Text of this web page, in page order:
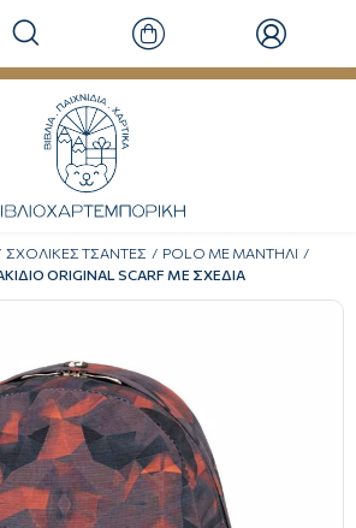
ΣΧΟΛΙΚΕΣ ΤΣΑΝΤΕΣ
POLO ΜΕ ΜΑΝΤΗΛΙ
ORIGINAL SCARF ΜΕ ΣΧΕΔΙΑ